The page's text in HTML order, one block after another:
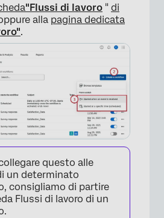
×
×
"Flussi di lavoro " di
alla pagina dedicata
.
questo alle
un determinato
consigliamo di partire
Flussi di lavoro di un